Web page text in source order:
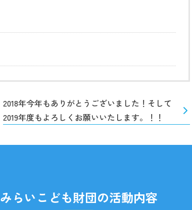
2018年今年もありがとうございました！そして
2019年度もよろしくお願いいたします。！！
みらいこども財団の活動内容